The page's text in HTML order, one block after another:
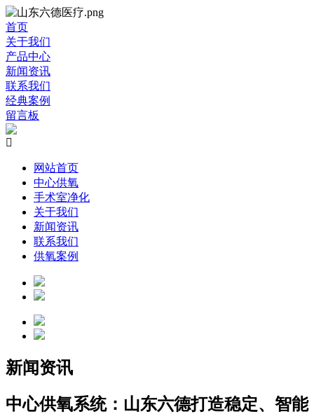
首页
关于我们
产品中心
新闻资讯
联系我们
经典案例
留言板

网站首页
中心供氧
手术室净化
关于我们
新闻资讯
联系我们
供氧案例
新闻资讯
中心供氧系统：山东六德打造稳定、智能